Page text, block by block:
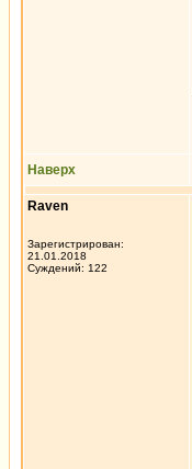
Наверх
Raven
Зарегистрирован:
21.01.2018
Суждений: 122